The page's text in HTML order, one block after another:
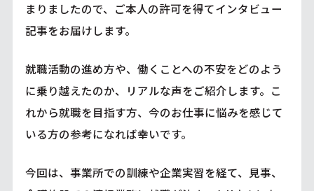
まりましたので、ご本人の許可を得てインタビュー
記事をお届けします。
就職活動の進め方や、働くことへの不安をどのよう
に乗り越えたのか、リアルな声をご紹介します。こ
れから就職を目指す方、今のお仕事に悩みを感じて
いる方の参考になれば幸いです。
今回は、事業所での訓練や企業実習を経て、見事、